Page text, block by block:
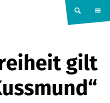
gilt